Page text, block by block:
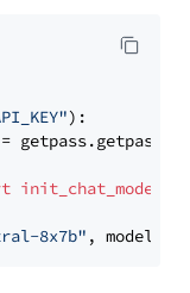
):
getpass.getpass(
init_chat_model
8x7b" ,